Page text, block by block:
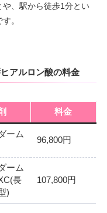
、駅から徒歩1分とい
。
アルロン酸の料金
料金
ーム
96,800円
ーム
長
)
107,800円